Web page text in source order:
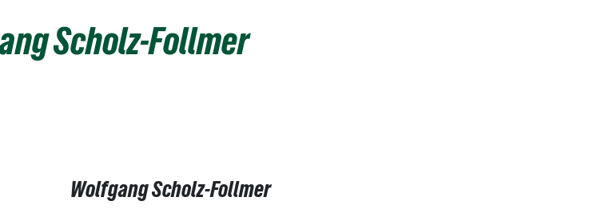
Scholz-Follmer
Wolfgang Scholz-Follmer